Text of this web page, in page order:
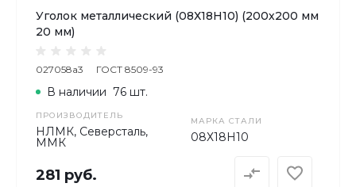
Уголок металлический (08Х18H10) (200х200 мм
20 мм)
027058a3 ГОСТ 8509-93
ПРОИЗВОДИТЕЛЬ
НЛМК, Северсталь,
ММК
МАРКА СТАЛИ
08Х18H10
В наличии 76 шт.
281 руб.